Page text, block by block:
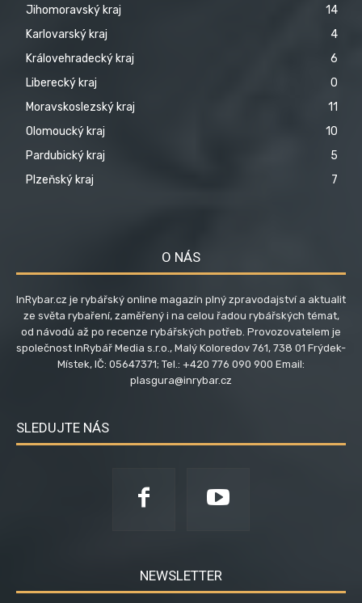
Jihomoravský kraj
14
Karlovarský kraj
4
Královehradecký kraj
6
Liberecký kraj
0
Moravskoslezský kraj
11
Olomoucký kraj
10
Pardubický kraj
5
Plzeňský kraj
7
O NÁS
InRybar.cz je rybářský online magazín plný zpravodajství a aktualit
ze světa rybaření, zaměřený i na celou řadou rybářských témat,
od návodů až po recenze rybářských potřeb. Provozovatelem je
společnost InRybář Media s.r.o., Malý Koloredov 761, 738 01 Frýdek-
Místek, IČ: 05647371; Tel.: +420 776 090 900 Email:
plasgura@inrybar.cz
SLEDUJTE NÁS
NEWSLETTER